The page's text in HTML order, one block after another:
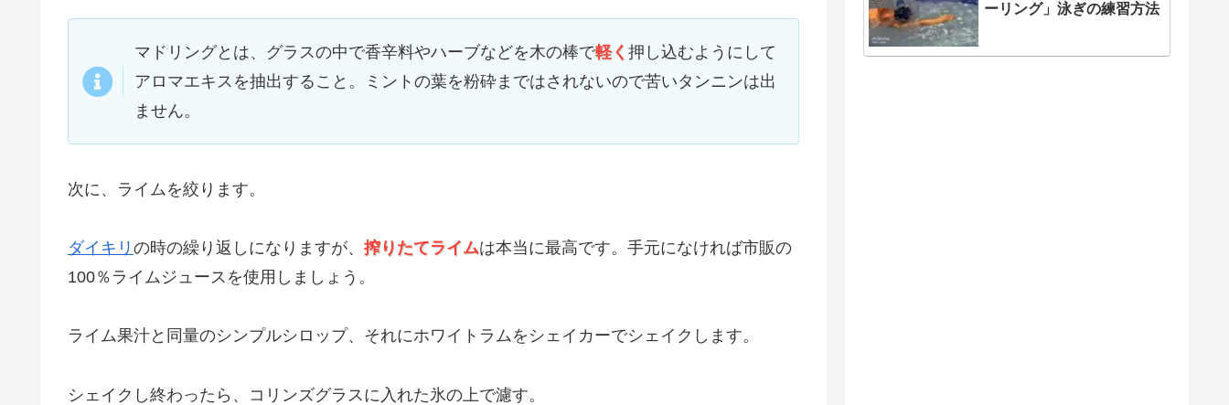
マドリングとは、グラスの中で香辛料やハーブなどを木の棒で軽く 押し込むようにして
アロマエキスを抽出すること。ミントの葉を粉砕まではされないので苦いタンニンは出
ません。
次に、ライムを絞ります。
ダイキリ の時の繰り返しになりますが、 搾りたてライムは本当に最高です。手元になければ市販の
100％ライムジュースを使用しましょう。
ライム果汁と同量のシンプルシロップ、それにホワイトラムをシェイカーでシェイクします。
シェイクし終わったら、コリンズグラスに入れた氷の上で濾す。
ーリング」泳ぎの練習方法